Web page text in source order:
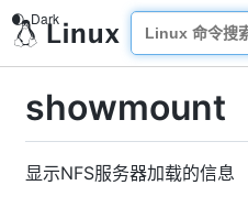
showmount
显示NFS服务器加载的信息